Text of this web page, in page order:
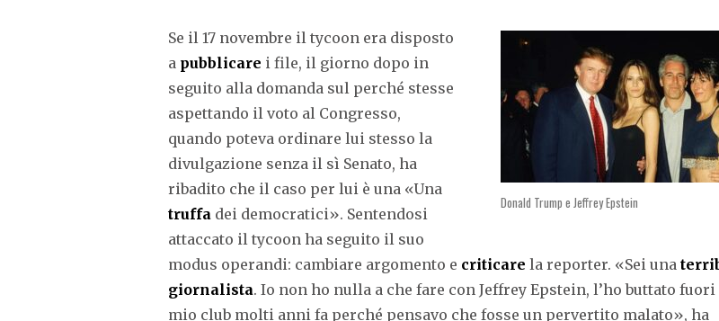
Donald Trump e Jeffrey Epstein
Se il 17 novembre il tycoon era disposto
a pubblicare i file, il giorno dopo in
seguito alla domanda sul perché stesse
aspettando il voto al Congresso,
quando poteva ordinare lui stesso la
divulgazione senza il sì Senato, ha
ribadito che il caso per lui è una «Una
truffa dei democratici». Sentendosi
attaccato il tycoon ha seguito il suo
modus operandi: cambiare argomento e criticare la reporter. «Sei una
giornalista. Io non ho nulla a che fare con Jeffrey Epstein, l’ho buttato fuori
mio club molti anni fa perché pensavo che fosse un pervertito malato», ha